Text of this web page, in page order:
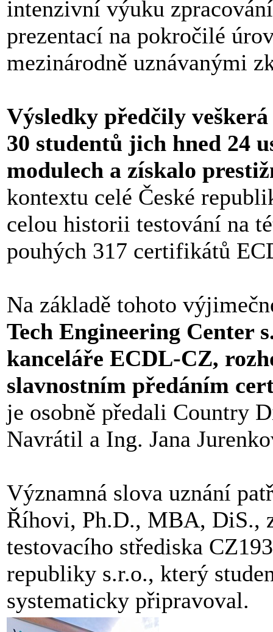
intenzivní výuku
prezentací na pokročilé
mezinárodně uznávanými
Výsledky předčily
30 studentů jich hned 24
modulech a získalo
kontextu celé České
celou historii testování na
pouhých 317 certifikátů
Na základě tohoto
Tech Engineering Center
kanceláře ECDL-CZ,
slavnostním předáním
je osobně předali Country
Navrátil a Ing. Jana
Významná slova uznání
Říhovi, Ph.D., MBA, DiS.,
testovacího střediska
republiky s.r.o., který
systematicky připravoval.